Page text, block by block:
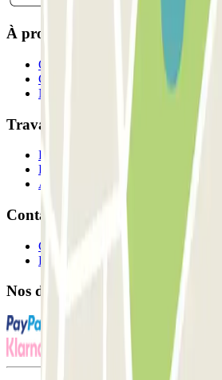
À propos de Parclick
Qui sommes-nous ?
Comment ça marche?
Nos parkings
Travaillons ensemble?
Professionnels
Fournisseur de parking
Affiliés
Contact
Contactez-nous
FAQ
Nos différents modes de paiement: